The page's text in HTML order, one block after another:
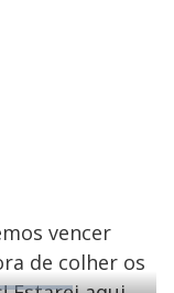
vencer
de colher os